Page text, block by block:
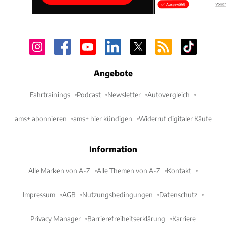
Angebote
Fahrtrainings Podcast Newsletter Autovergleich
ams+ abonnieren ams+ hier kündigen Widerruf digitaler Käufe
Information
Alle Marken von A-Z Alle Themen von A-Z Kontakt
Impressum AGB Nutzungsbedingungen Datenschutz
Privacy Manager Barrierefreiheitserklärung Karriere